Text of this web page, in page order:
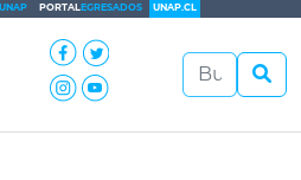
UNAP PORTALEGRESADOS UNAP.CL